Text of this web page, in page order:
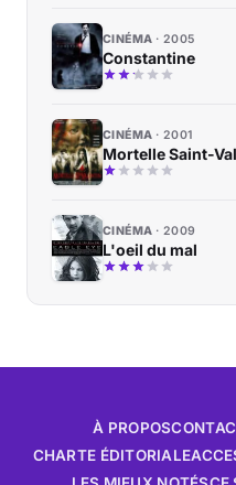
CINÉMA 2005
Constantine
CINÉMA 2001
Mortelle Saint-
CINÉMA 2009
L'oeil du mal
À PROPOS
CHARTE ÉDITORIALE